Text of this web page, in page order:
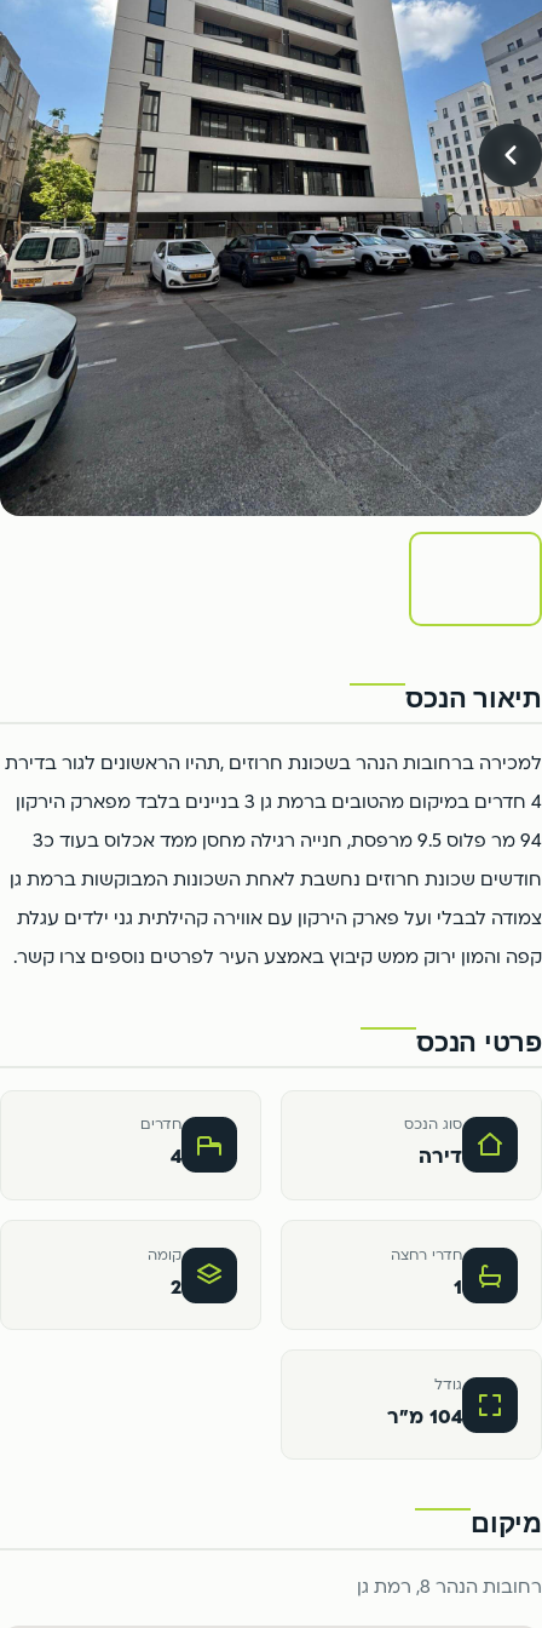
פתח תקווה הרצליה
רמת השרון ארסוף
יהוד כפר סבא
כפר שמריהו
אור יהודה קריית אונו
פתח תקווה הרצליה
רמת השרון ארסוף
יהוד כפר סבא
כפר שמריהו
צור קשר
1/6
תיאור הנכס
למכירה ברחובות הנהר בשכונת חרוזים ,תהיו הראשונים לגור בדירת
4 חדרים במיקום מהטובים ברמת גן 3 בניינים בלבד מפארק הירקון
94 מר פלוס 9.5 מרפסת, חנייה רגילה מחסן ממד אכלוס בעוד כ3
חודשים שכונת חרוזים נחשבת לאחת השכונות המבוקשות ברמת גן
צמודה לבבלי ועל פארק הירקון עם אווירה קהילתית גני ילדים עגלת
קפה והמון ירוק ממש קיבוץ באמצע העיר לפרטים נוספים צרו קשר.
פרטי הנכס
סוג הנכס
דירה
חדרים
4
חדרי רחצה
1
קומה
2
גודל
104 מ"ר
מיקום
רחובות הנהר 8, רמת גן